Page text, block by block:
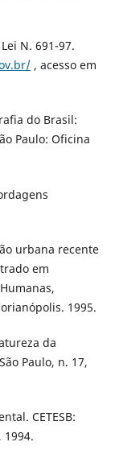
Lei N. 691-97.
, acesso em
do Brasil:
Paulo: Oficina
urbana recente
em
1995.
da
Paulo, n. 17,
CETESB: